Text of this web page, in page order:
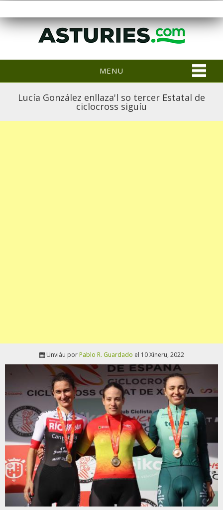
MENU
Lucía González enllaza'l so tercer Estatal de
ciclocross siguíu
Unviáu por Pablo R. Guardado el 10 Xineru, 2022